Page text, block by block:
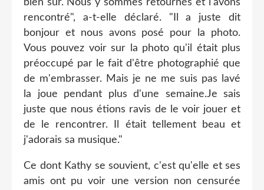
bien sûr."Nous y sommes retournés et l'avons
rencontré", a-t-elle déclaré. "Il a juste dit
bonjour et nous avons posé pour la photo.
Vous pouvez voir sur la photo qu'il était plus
préoccupé par le fait d'être photographié que
de m'embrasser. Mais je ne me suis pas lavé
la joue pendant plus d'une semaine.Je sais
juste que nous étions ravis de le voir jouer et
de le rencontrer. Il était tellement beau et
j'adorais sa musique."
Ce dont Kathy se souvient, c'est qu'elle et ses
amis ont pu voir une version non censurée